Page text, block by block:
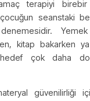
terapiyi birebir
seanstaki
Yemek
kitap bakarken ya
hedef çok daha